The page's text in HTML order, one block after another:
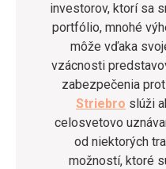
investorov, ktorí sa
portfólio, mnohé
môže vďaka
vzácnosti
zabezpečenia
Striebro slúži
celosvetovo
od niektorých
možností, ktoré